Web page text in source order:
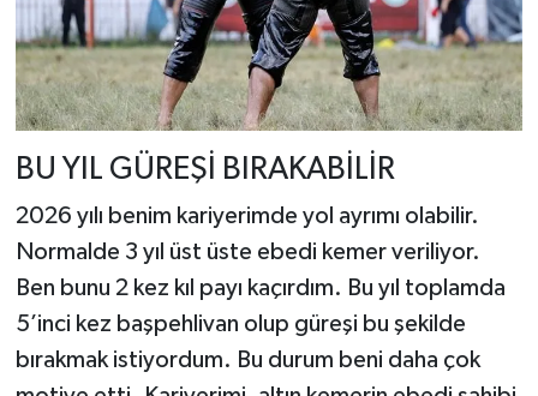
BU YIL GÜREŞİ BIRAKABİLİR
2026 yılı benim kariyerimde yol ayrımı olabilir.
Normalde 3 yıl üst üste ebedi kemer veriliyor.
Ben bunu 2 kez kıl payı kaçırdım. Bu yıl toplamda
5’inci kez başpehlivan olup güreşi bu şekilde
bırakmak istiyordum. Bu durum beni daha çok